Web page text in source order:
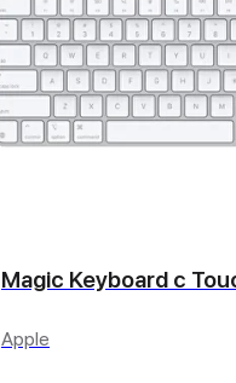
Magic Keyboard с
Apple